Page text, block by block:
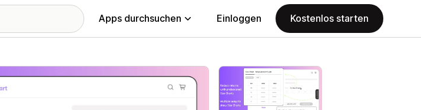
Apps durchsuchen Einloggen Kostenlos starten